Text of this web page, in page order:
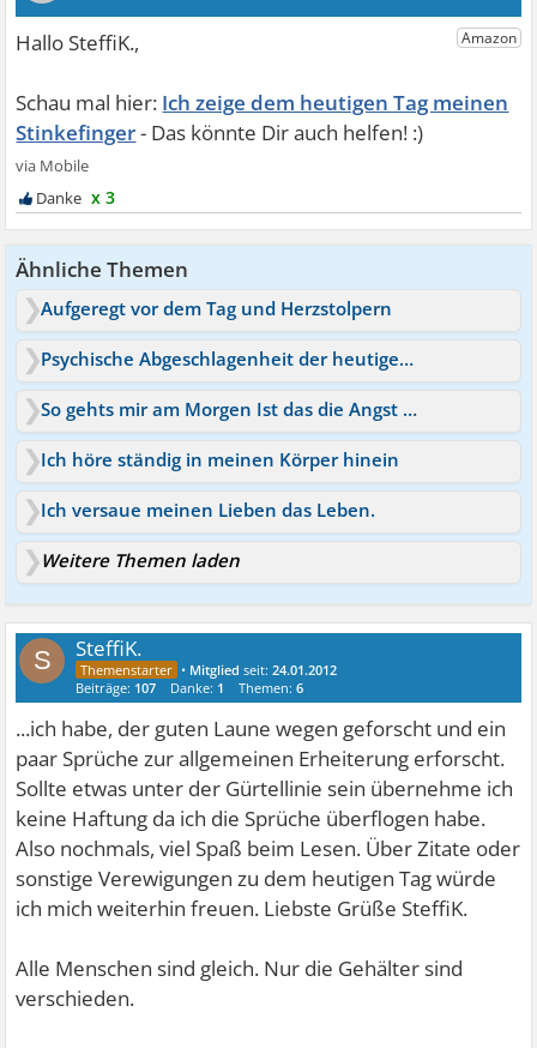
Ich zeige dem heutigen Tag meinen
Stinkefinger
x 3
Ähnliche Themen
Aufgeregt vor dem Tag und Herzstolpern
Psychische Abgeschlagenheit der heutigen Gesellschaft?
So gehts mir am Morgen Ist das die Angst vor dem Tag?
Ich höre ständig in meinen Körper hinein
Ich versaue meinen Lieben das Leben.
Weitere Themen laden
S SteffiK.
• Mitglied seit:24.01.2012
Beiträge: 107 Danke: 1 Themen:6
...ich habe, der guten Laune wegen geforscht und ein
paar Sprüche zur allgemeinen Erheiterung erforscht.
Sollte etwas unter der Gürtellinie sein übernehme ich
keine Haftung da ich die Sprüche überflogen habe.
Also nochmals, viel Spaß beim Lesen. Über Zitate oder
sonstige Verewigungen zu dem heutigen Tag würde
ich mich weiterhin freuen. Liebste Grüße SteffiK.
Alle Menschen sind gleich. Nur die Gehälter sind
verschieden.